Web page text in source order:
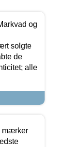
og
solgte
de
alle
mærker